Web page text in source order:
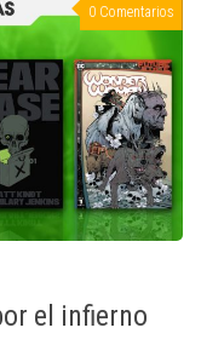
0 Comentarios
el infierno